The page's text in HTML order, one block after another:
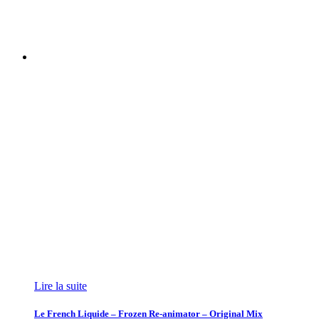
Lire la suite
Le French Liquide – Frozen Re-animator – Original Mix